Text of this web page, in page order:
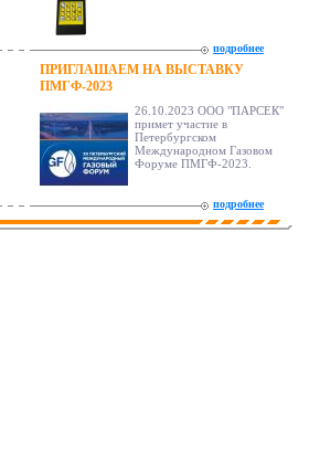
подробнее
ПРИГЛАШАЕМ НА ВЫСТАВКУ
ПМГФ-2023
26.10.2023 ООО "ПАРСЕК"
примет участие в
Петербургском
Международном Газовом
Форуме ПМГФ-2023.
подробнее